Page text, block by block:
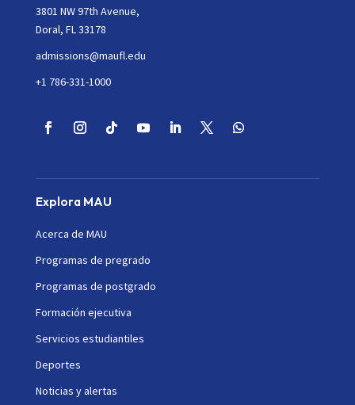
3801 NW 97th Avenue,
Doral, FL 33178
admissions@maufl.edu
+1 786-331-1000
Explora MAU
Acerca de MAU
Programas de pregrado
Programas de postgrado
Formación ejecutiva
Servicios estudiantiles
Deportes
Noticias y alertas